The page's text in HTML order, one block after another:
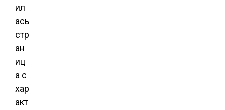
ил
ась
стр
ан
иц
а с
хар
акт